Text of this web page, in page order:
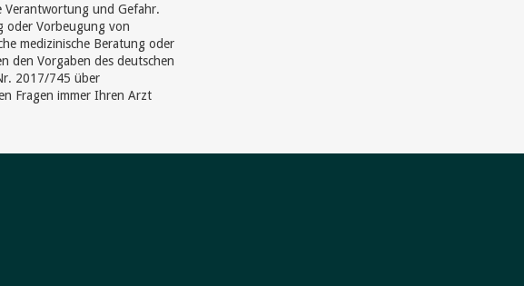
und Gefahr.
oder Vorbeugung von
medizinische Beratung oder
den Vorgaben des deutschen
2017/745 über
Fragen immer Ihren Arzt